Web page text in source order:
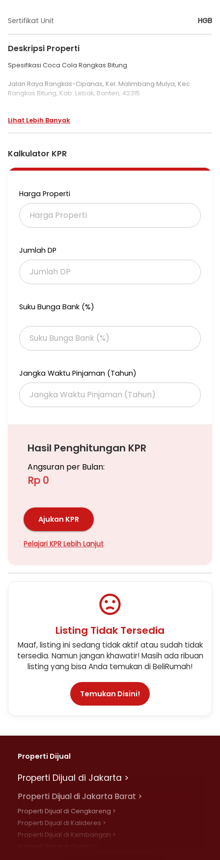
Sertifikat Unit HGB
Deskripsi Properti
Spesifikasi Coca Cola Rangkas Bitung
Jalan Raya Rangkas-Cipanas, Kel. Malimbang Mulya, Kec.
Rangkas Bitung, Kab. Lebak, Banten, 42315
Legalitas : SHGB s/d 4 September 2048
Hadap : Timur Laut
tamu, ruang display, dapur, dan toilet
- Bangunan Loading Dock (1 lantai) berupa area gudang
- Pos Jaga
Sumber air : Sumur pompa/air tanah
Dekat dengan beberapa kantor pemerintahan
- ± 100 m dari Kantor Pertanahan dan ± 300 m dari Kantor BPS
- ± 3,4 Km dari Stasiun Rangkasbitung dan ± 3,2 Km dari
Terminal Bus Rangkasbitung
- ± 7,5 Km dari gerbang tol Rangkasbitung (Tol Serang-
- ± 2 Km dari RS Kartini dan 2,7 Km dari Universitas Setia Budhi
Rangkasbitung
Harga : 3 Miliar (nego)
Lihat Lebih Banyak
Kalkulator KPR
Harga Properti
Jumlah DP
Suku Bunga Bank (%)
Jangka Waktu Pinjaman (Tahun)
Hasil Penghitungan KPR
Angsuran per Bulan:
Rp 0
Ajukan KPR
Pelajari KPR Lebih Lanjut
Listing Tidak Tersedia
Maaf, listing ini sedang tidak aktif atau sudah tidak
tersedia. Namun jangan khawatir! Masih ada ribuan
listing yang bisa Anda temukan di BeliRumah!
Temukan Disini!
Properti Dijual
Properti Dijual di Jakarta >
Properti Dijual di Jakarta Barat >
Properti Dijual di Cengkareng >
Properti Dijual di Kalideres >
Properti Dijual di Kembangan >